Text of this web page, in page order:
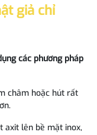
giả chỉ
các phương pháp
châm hoặc hút rất
axit lên bề mặt inox,